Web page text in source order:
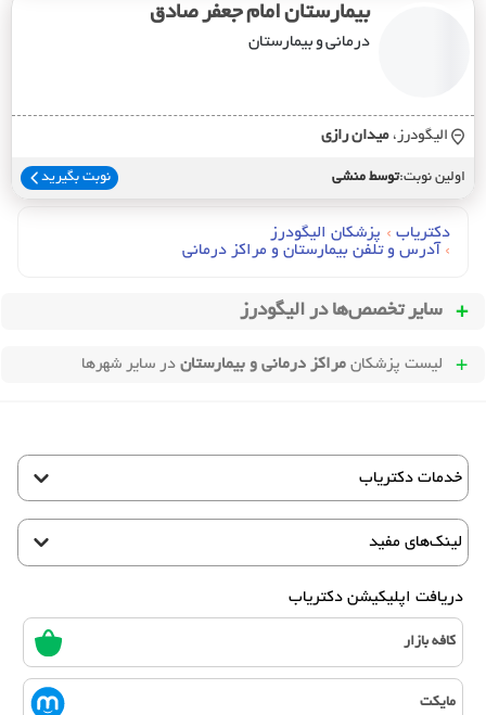
بیمارستان امام جعفر صادق
درمانی و بیمارستان
الیگودرز، ميدان رازي
اولین نوبت:توسط منشی نوبت بگیرید
دکتریاب › پزشکان الیگودرز
› آدرس و تلفن بیمارستان و مراکز درمانی
سایر تخصص‌ها در الیگودرز
لیست پزشکان مراکز درمانی و بیمارستان در سایر شهرها
خدمات دکتریاب
لینک‌های مفید
دریافت اپلیکیشن دکتریاب
کافه بازار
مایکت